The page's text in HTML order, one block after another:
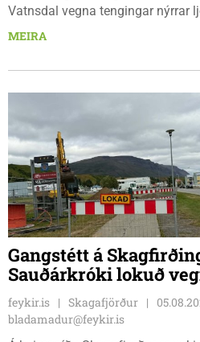
Vatnsdal vegna tengingar nýrrar
Ljósleiðarasambandið verður
MEIRA
Gangstétt á
Sauðárkróki lokuð
feykir.is Skagafjörður
bladamadur@feykir.is